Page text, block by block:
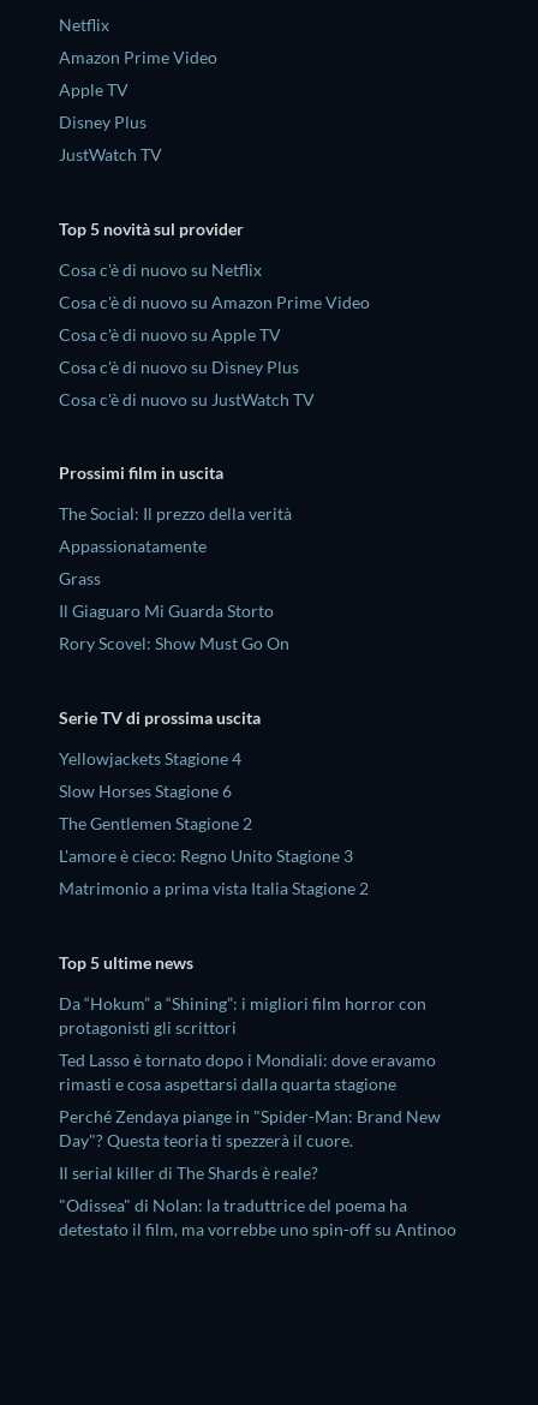
Netflix
Amazon Prime Video
Apple TV
Disney Plus
JustWatch TV
Top 5 novità sul provider
Cosa c'è di nuovo su Netflix
Cosa c'è di nuovo su Amazon Prime Video
Cosa c'è di nuovo su Apple TV
Cosa c'è di nuovo su Disney Plus
Cosa c'è di nuovo su JustWatch TV
Prossimi film in uscita
The Social: Il prezzo della verità
Appassionatamente
Grass
Il Giaguaro Mi Guarda Storto
Rory Scovel: Show Must Go On
Serie TV di prossima uscita
Yellowjackets Stagione 4
Slow Horses Stagione 6
The Gentlemen Stagione 2
L'amore è cieco: Regno Unito Stagione 3
Matrimonio a prima vista Italia Stagione 2
Top 5 ultime news
Da “Hokum” a “Shining”: i migliori film horror con
protagonisti gli scrittori
Ted Lasso è tornato dopo i Mondiali: dove eravamo
rimasti e cosa aspettarsi dalla quarta stagione
Perché Zendaya piange in "Spider-Man: Brand New
Day"? Questa teoria ti spezzerà il cuore.
Il serial killer di The Shards è reale?
"Odissea" di Nolan: la traduttrice del poema ha
detestato il film, ma vorrebbe uno spin-off su Antinoo